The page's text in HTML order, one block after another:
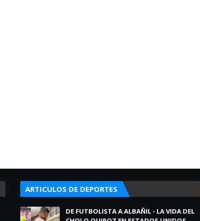
ARTICULOS DE DEPORTES
DE FUTBOLISTA A ALBAÑIL - LA VIDA DEL